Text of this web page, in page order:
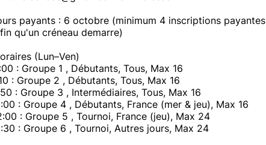
payants : 6 octobre (minimum 4 inscriptions payantes
qu'un créneau demarre)
(Lun–Ven)
: Groupe 1 , Débutants, Tous, Max 16
: Groupe 2 , Débutants, Tous, Max 16
: Groupe 3 , Intermédiaires, Tous, Max 16
: Groupe 4 , Débutants, France (mer & jeu), Max 16
: Groupe 5 , Tournoi, France (jeu), Max 24
: Groupe 6 , Tournoi, Autres jours, Max 24